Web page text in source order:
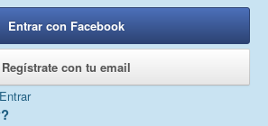
Entrar con Facebook
Regístrate con tu email
Entrar